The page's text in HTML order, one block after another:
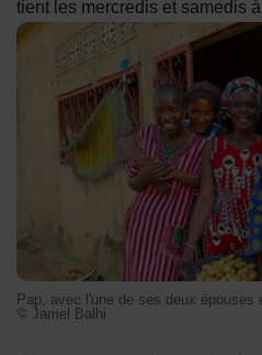
Pap, avec l'une de ses deux
Pap, avec l'une de ses deux épouses
© Jamel Balhi
tient les mercredis et samedis